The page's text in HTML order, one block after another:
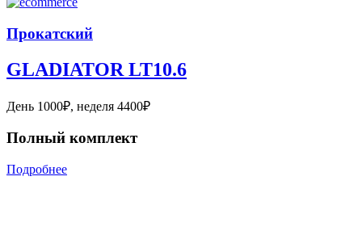
Прокатский
GLADIATOR LT10.6
День 1000₽, неделя 4400₽
Полный комплект
Подробнее